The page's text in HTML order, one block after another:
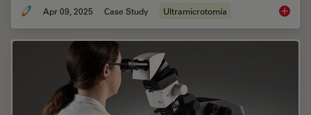
Apr 09, 2025 Case Study Ultramicrotomía How to